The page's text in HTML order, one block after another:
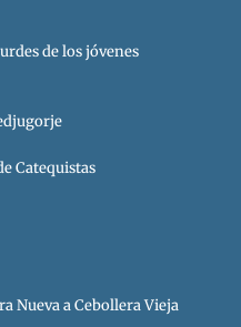
de los jóvenes
Catequistas
Nueva a Cebollera Vieja